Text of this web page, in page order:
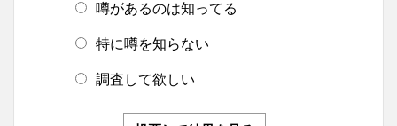
噂があるのは知ってる
特に噂を知らない
調査して欲しい